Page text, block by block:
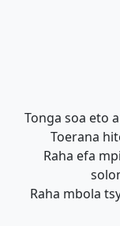
Tonga soa eto
Toerana
Raha efa
Raha mbola